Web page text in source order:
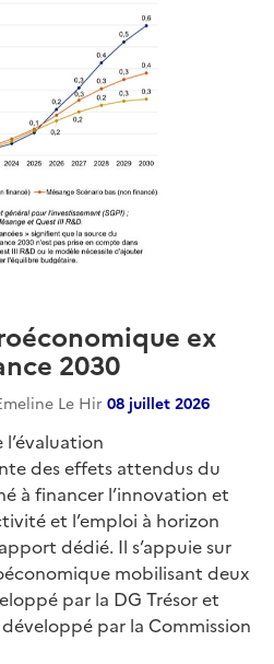
ex
2030
Le Hir 08 juillet 2026
des effets attendus du
à financer l’innovation et
et l’emploi à horizon
dédié. Il s’appuie sur
mobilisant deux
par la DG Trésor et
développé par la Commission